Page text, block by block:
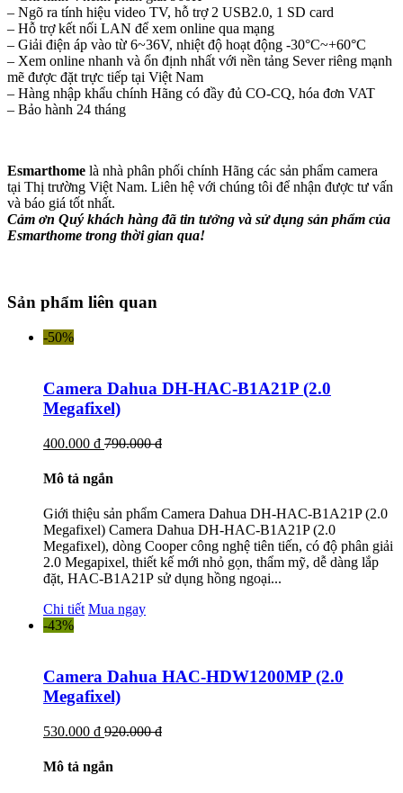
– Ngõ ra tính hiệu video TV, hỗ trợ 2 USB2.0, 1 SD card
– Hỗ trợ kết nối LAN để xem online qua mạng
– Giải điện áp vào từ 6~36V, nhiệt độ hoạt động -30°C~+60°C
– Xem online nhanh và ổn định nhất với nền tảng Sever riêng mạnh
mẽ được đặt trực tiếp tại Việt Nam
– Hàng nhập khẩu chính Hãng có đầy đủ CO-CQ, hóa đơn VAT
– Bảo hành 24 tháng
Esmarthome là nhà phân phối chính Hãng các sản phẩm camera
tại Thị trường Việt Nam. Liên hệ với chúng tôi để nhận được tư vấn
và báo giá tốt nhất.
Cảm ơn Quý khách hàng đã tin tưởng và sử dụng sản phẩm của
Esmarthome trong thời gian qua!
Sản phẩm liên quan
-50%
Camera Dahua DH-HAC-B1A21P (2.0
Megafixel)
400.000 đ 790.000 đ
Mô tả ngắn
Giới thiệu sản phẩm Camera Dahua DH-HAC-B1A21P (2.0
Megafixel) Camera Dahua DH-HAC-B1A21P (2.0
Megafixel), dòng Cooper công nghệ tiên tiến, có độ phân giải
2.0 Megapixel, thiết kế mới nhỏ gọn, thẩm mỹ, dễ dàng lắp
đặt, HAC-B1A21P sử dụng hồng ngoại...
Chi tiết Mua ngay
-43%
Camera Dahua HAC-HDW1200MP (2.0
Megafixel)
530.000 đ 920.000 đ
Mô tả ngắn